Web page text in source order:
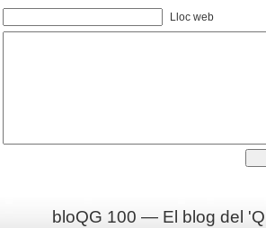
Lloc web
bloQG 100 — El blog del